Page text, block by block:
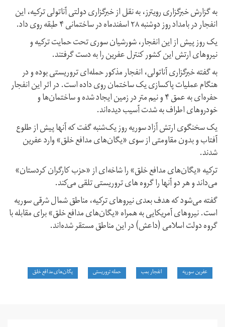
به گزارش خبرگزاری رویترز، به نقل از خبرگزاری دولتی آناتولی ترکیه، این
انفجار در بامداد روز دوشنبه ۲۸ اسفندماه در ساختمانی ۴ طبقه روی داد.
یک روز پیش از این انفجار، شورشیان سوری تحت حمایت ترکیه و
نیروهای ارتش این کشور کنترل عفرین را به دست گرفتند.
به گفته خبرگزاری آناتولی، انفجار مذکور حمله‌ای تروریستی بوده و در
هنگام عملیات پاکسازی یک ساختمان روی داده است. در اثر این انفجار
حفره‌ای به عمق ۴ و نیم‌ متر در زمین ایجاد شده و ساختمان‌‌ها و
خودروهای اطراف به شدت آسیب دیده‌اند.
یک سخنگوی ارتش آزاد سوریه روز یک‌شنبه گفت که آنها پیش از طلوع
آفتاب و بدون مقاومتی از سوی «یگان‌های مدافع خلق» وارد عفرین
شدند.
ترکیه «یگان‌های مدافع خلق» را شاخه‌ای از «حزب کارگران کردستان»
می‌داند و هر دو آنها را گروه های تروریستی تلقی می‌کند.
گفته می‌شود که هدف بعدی نیروهای ترکیه، مناطق شمال شرقی سوریه
است. نیروهای آمریکایی به همراه «یگان‌های مدافع خلق» برای مقابله با
گروه دولت اسلامی (داعش) در این مناطق مستقر شده‌اند.
عفرین سوریه انفجار بمب حمله‌ تروریستی یگان‌های مدافع خلق